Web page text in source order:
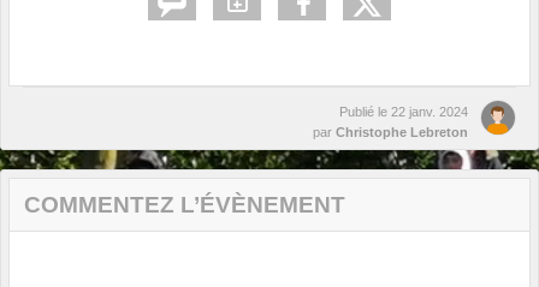
Publié le 22 janv. 2024
par Christophe Lebreton
COMMENTEZ L’ÉVÈNEMENT